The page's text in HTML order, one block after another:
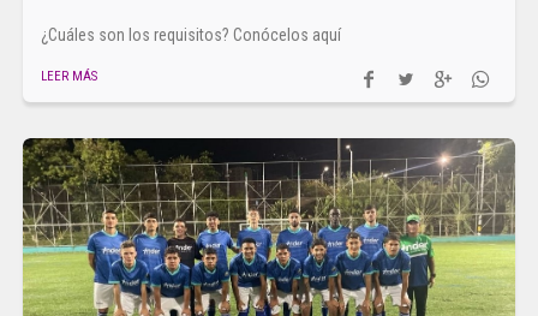
¿Cuáles son los requisitos? Conócelos aquí
LEER MÁS